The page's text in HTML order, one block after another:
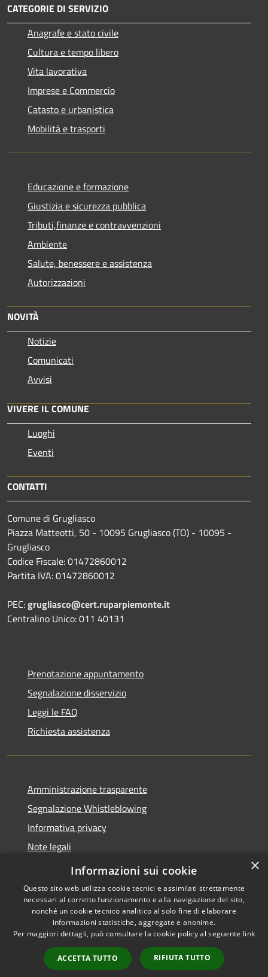
CATEGORIE DI SERVIZIO
Anagrafe e stato civile
Cultura e tempo libero
Vita lavorativa
Imprese e Commercio
Catasto e urbanistica
Mobilità e trasporti
Educazione e formazione
Giustizia e sicurezza pubblica
Tributi,finanze e contravvenzioni
Ambiente
Salute, benessere e assistenza
Autorizzazioni
NOVITÀ
Notizie
Comunicati
Avvisi
VIVERE IL COMUNE
Luoghi
Eventi
CONTATTI
Comune di Grugliasco
Piazza Matteotti, 50 - 10095 Grugliasco (TO) - 10095 -
Grugliasco
Codice Fiscale: 01472860012
Partita IVA: 01472860012
PEC:grugliasco@cert.ruparpiemonte.it
Centralino Unico: 011 40131
Prenotazione appuntamento
Segnalazione disservizio
Leggi le FAQ
Richiesta assistenza
Amministrazione trasparente
Segnalazione Whistleblowing
Informativa privacy
Note legali
Dichiarazione di accessibilità
Accessibilità
Copyright © 2020 •
Comune di Grugliasco •
Powered byMunicipium
×
Informazioni sui cookie
Questo sito web utilizza cookie tecnici e assimilati strettamente
necessari al corretto funzionamento e alla navigazione del sito,
nonché un cookie tecnico analitico al solo fine di elaborare
informazioni statistiche, aggregate e anonime.
Per maggiori dettagli, può consultare la cookie policy al seguente link
ACCETTA TUTTO RIFIUTA TUTTO